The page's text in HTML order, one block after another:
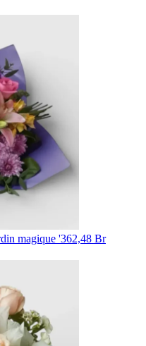
magique '362,48 Br